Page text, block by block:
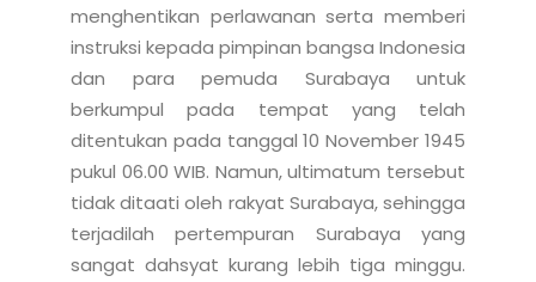
menghentikan perlawanan serta memberi
instruksi kepada pimpinan bangsa Indonesia
dan para pemuda Surabaya untuk
berkumpul pada tempat yang telah
ditentukan pada tanggal 10 November 1945
pukul 06.00 WIB. Namun, ultimatum tersebut
tidak ditaati oleh rakyat Surabaya, sehingga
terjadilah pertempuran Surabaya yang
sangat dahsyat kurang lebih tiga minggu.